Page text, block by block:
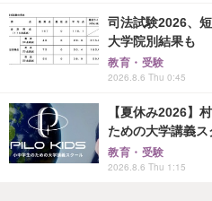
司法試験2026、
大学院別結果も
教育・受験
2026.8.6 Thu 0:45
【夏休み2026】
ための大学講義
教育・受験
2026.8.6 Thu 1:15